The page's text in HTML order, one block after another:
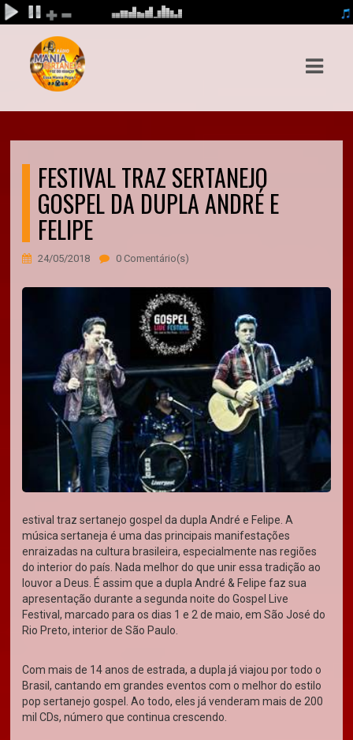
FESTIVAL TRAZ SERTANEJO
GOSPEL DA DUPLA ANDRÉ E
FELIPE
24/05/2018 0 Comentário(s)
estival traz sertanejo gospel da dupla André e Felipe. A
música sertaneja é uma das principais manifestações
enraizadas na cultura brasileira, especialmente nas regiões
do interior do país. Nada melhor do que unir essa tradição ao
louvor a Deus. É assim que a dupla André & Felipe faz sua
apresentação durante a segunda noite do Gospel Live
Festival, marcado para os dias 1 e 2 de maio, em São José do
Rio Preto, interior de São Paulo.
Com mais de 14 anos de estrada, a dupla já viajou por todo o
Brasil, cantando em grandes eventos com o melhor do estilo
pop sertanejo gospel. Ao todo, eles já venderam mais de 200
mil CDs, número que continua crescendo.